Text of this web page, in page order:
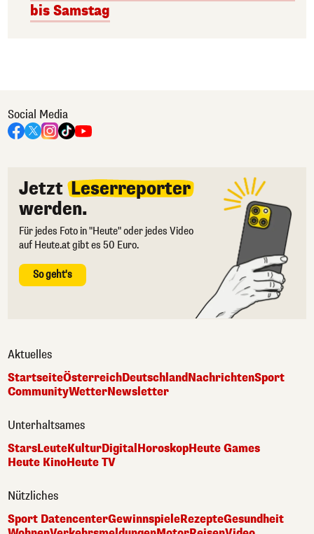
bis Samstag
Social Media
Jetzt Leserreporter
werden.
Für jedes Foto in "Heute" oder jedes Video
auf Heute.at gibt es 50 Euro.
So geht's
Aktuelles
StartseiteÖsterreichDeutschlandNachrichtenSport
CommunityWetterNewsletter
Unterhaltsames
StarsLeuteKulturDigital HoroskopHeute Games
Heute KinoHeute TV
Nützliches
Sport DatencenterGewinnspieleRezepteGesundheit